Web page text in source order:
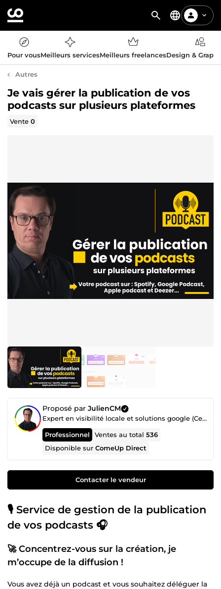
Pour vousMeilleurs servicesMeilleurs freelancesDesign &
Autres
Je vais gérer la publication de vos
podcasts sur plusieurs plateformes
Vente0
Proposé par JulienCM
Expert en visibilité locale et solutions google (Certifié GMB)
Professionnel Ventes au total536
Disponible surComeUp Direct
Contacter le vendeur
🎙️ Service de gestion de la publication
de vos podcasts 🎧
🚀Concentrez-vous sur la création, je
m’occupe de la diffusion !
Vous avez déjà un podcast et vous souhaitez déléguer la